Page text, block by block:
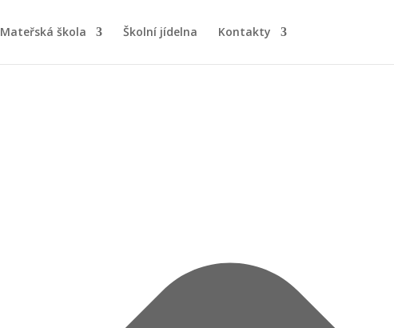
Mateřská škola Školní jídelna Kontakty